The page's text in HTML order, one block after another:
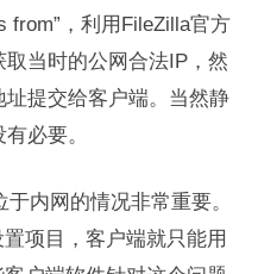
from”，利用FileZilla官方
当时的公网合法IP，然
提交给客户端。当然静
必要。
内网的情况非常重要。
项目，客户端就只能用